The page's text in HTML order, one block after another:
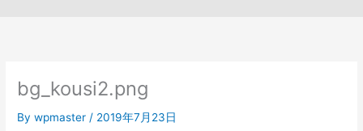
bg_kousi2.png
Bywpmaster / 2019年7月23日